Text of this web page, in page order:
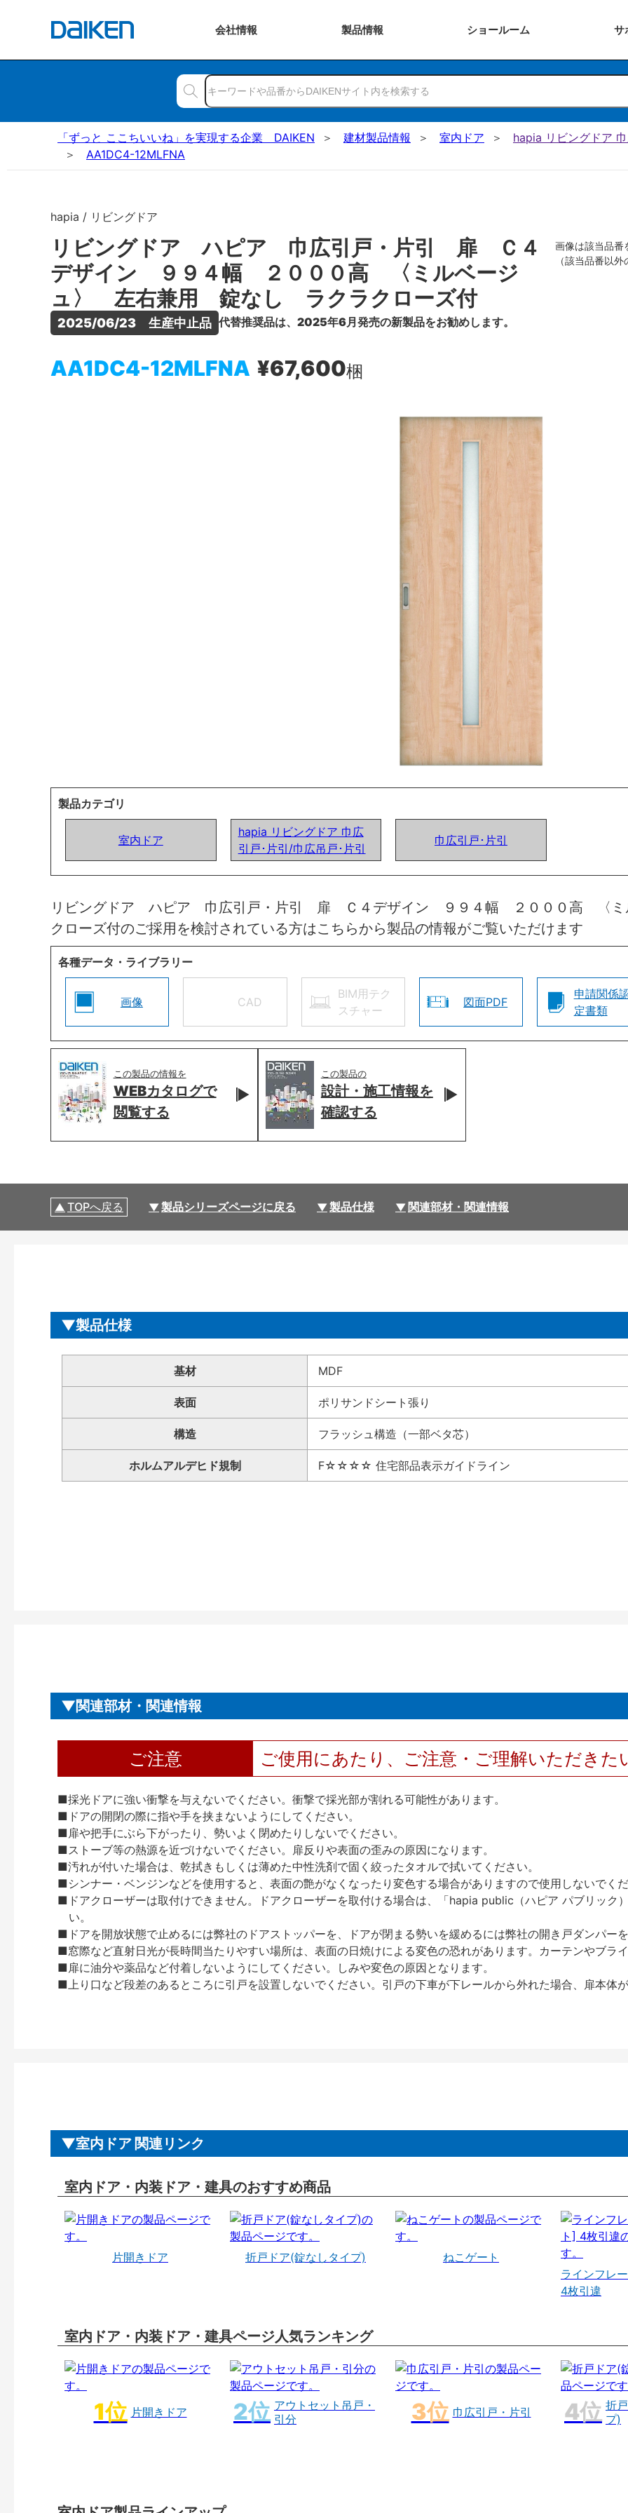
会社情報 製品情報 ショールーム サ
「ずっと ここちいいね」を実現する企業 DAIKEN 建材製品情報 室内ドア hapia リビングドア
AA1DC4-12MLFNA
hapia / リビングドア
リビングドア ハピア 巾広引戸・片引 扉 Ｃ４
デザイン ９９４幅 ２０００高 〈ミルベージ
ュ〉 左右兼用 錠なし ラクラクローズ付
2025/06/23　生産中止品 代替推奨品は、2025年6月発売の新製品をお勧めします。
AA1DC4-12MLFNA ¥67,600梱
画像は該当品番
（該当品番以
製品カテゴリ
室内ドア
hapia リビングドア 巾広
引戸･片引/巾広吊戸･片引
巾広引戸･片引
リビングドア ハピア 巾広引戸・片引 扉 Ｃ４デザイン ９９４幅 ２０００高 〈
クローズ付のご採用を検討されている方はこちらから製品の情報がご覧いただけます
各種データ・ライブラリー
画像 CAD
BIM用テク
スチャー
図面PDF
申請関係
定書類
この製品の情報を
WEBカタログで
閲覧する
この製品の
設計・施工情報を
確認する
TOPへ戻る 製品シリーズページに戻る 製品仕様 関連部材・関連情報
製品仕様
基材 MDF
表面 ポリサンドシート張り
構造 フラッシュ構造（一部ベタ芯）
ホルムアルデヒド規制 F☆☆☆☆ 住宅部品表示ガイドライン
関連部材・関連情報
ご注意 ご使用にあたり、ご注意・ご理解いただきた
■採光ドアに強い衝撃を与えないでください。衝撃で採光部が割れる可能性があります。
■ドアの開閉の際に指や手を挟まないようにしてください。
■扉や把手にぶら下がったり、勢いよく閉めたりしないでください。
■ストーブ等の熱源を近づけないでください。扉反りや表面の歪みの原因になります。
■汚れが付いた場合は、乾拭きもしくは薄めた中性洗剤で固く絞ったタオルで拭いてください。
■シンナー・ベンジンなどを使用すると、表面の艶がなくなったり変色する場合がありますので使用しないでくだ
■ドアクローザーは取付けできません。ドアクローザーを取付ける場合は、「hapia public（ハピア パブリック
い。
■ドアを開放状態で止めるには弊社のドアストッパーを、ドアが閉まる勢いを緩めるには弊社の開き戸ダンパーを
■窓際など直射日光が長時間当たりやすい場所は、表面の日焼けによる変色の恐れがあります。カーテンやブラ
■扉に油分や薬品など付着しないようにしてください。しみや変色の原因となります。
■上り口など段差のあるところに引戸を設置しないでください。引戸の下車が下レールから外れた場合、扉本体
室内ドア 関連リンク
室内ドア・内装ドア・建具のおすすめ商品
片開きドア 折戸ドア(錠なしタイプ)
ねこゲート
ラインフレ
4枚引違
室内ドア・内装ドア・建具ページ人気ランキング
片開きドア
アウトセット吊戸・
引分
巾広引戸・片引
折
プ)